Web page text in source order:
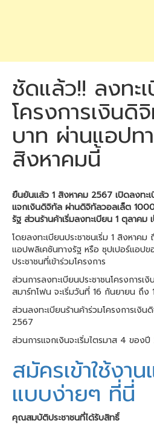
ชัดแล้ว!! ลงทะ
โครงการเงิน
บาท ผ่านแอปท
สิงหาคมนี้
ยืนยันแล้ว 1 สิงหาคม 2567 เปิดลงทะเ
แจกเงินดิจิทัล ผ่านดิจิทัลวอลเล็ต
รัฐ ส่วนร้านค้าเริ่มลงทะเบียน 1 ตุลาคม
โดยลงทะเบียนประชาชนเริ่ม 1 สิงหาค
แอปพลิเคชันทางรัฐ หรือ ซุปเปอร์แอปข
ประชาชนที่เข้าร่วมโครงการ
ส่วนการลงทะเบียนประชาชนโครงการ
สมาร์ทโฟน จะเริ่มวันที่ 16 กันยายน ถึ
ส่วนลงทะเบียนร้านค้าร่วมโครงการเงิ
2567
ส่วนการแจกเงินจะเริ่มไตรมาส 4 ของ
สมัครเข้าใช้งา
แบบง่ายๆ ที่นี่
คุณสมบัติประชาชนที่ได้รับสิทธิ์